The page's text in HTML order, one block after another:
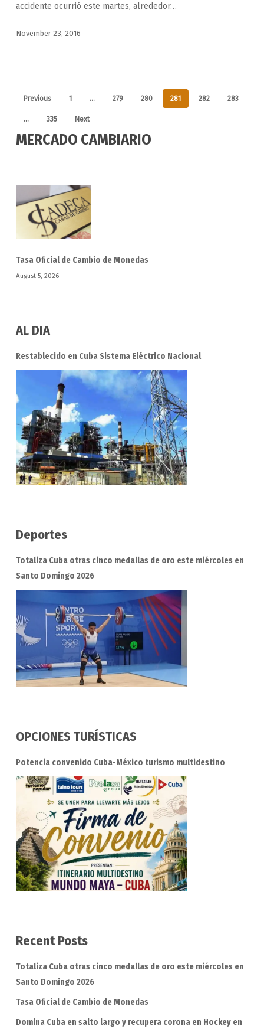
accidente ocurrió este martes, alrededor…
November 23, 2016
Previous 1 … 279 280 281 282 283
… 335 Next
MERCADO CAMBIARIO
Tasa Oficial de Cambio de Monedas
August 5, 2026
AL DIA
Restablecido en Cuba Sistema Eléctrico Nacional
Deportes
Totaliza Cuba otras cinco medallas de oro este miércoles en
Santo Domingo 2026
OPCIONES TURÍSTICAS
Potencia convenido Cuba-México turismo multidestino
Recent Posts
Totaliza Cuba otras cinco medallas de oro este miércoles en
Santo Domingo 2026
Tasa Oficial de Cambio de Monedas
Domina Cuba en salto largo y recupera corona en Hockey en